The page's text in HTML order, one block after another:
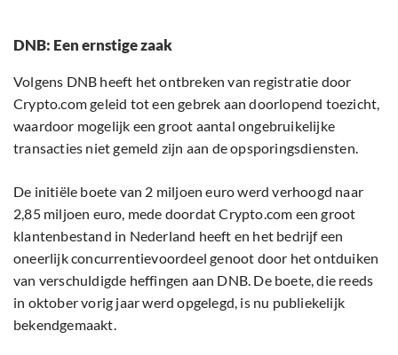
DNB: Een ernstige zaak
Volgens DNB heeft het ontbreken van registratie door
Crypto.com geleid tot een gebrek aan doorlopend toezicht,
waardoor mogelijk een groot aantal ongebruikelijke
transacties niet gemeld zijn aan de opsporingsdiensten.
De initiële boete van 2 miljoen euro werd verhoogd naar
2,85 miljoen euro, mede doordat Crypto.com een groot
klantenbestand in Nederland heeft en het bedrijf een
oneerlijk concurrentievoordeel genoot door het ontduiken
van verschuldigde heffingen aan DNB. De boete, die reeds
in oktober vorig jaar werd opgelegd, is nu publiekelijk
bekendgemaakt.